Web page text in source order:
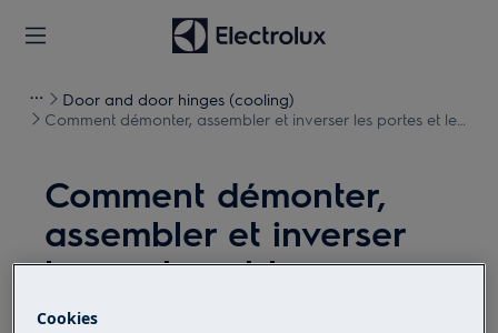
Door and door hinges (cooling)
Comment démonter, assembler et inverser les portes et les
Comment démonter,
assembler et inverser
les portes et les
charnières (14)
Cookies